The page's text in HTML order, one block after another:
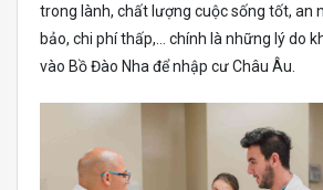
trong lành, chất lượng cuộc sống tốt, an
bảo, chi phí thấp,… chính là những lý do
vào Bồ Đào Nha để nhập cư Châu Âu.